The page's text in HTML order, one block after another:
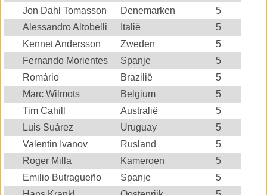
Jon Dahl Tomasson
Denemarken
5
Alessandro Altobelli
Italië
5
Kennet Andersson
Zweden
5
Fernando Morientes
Spanje
5
Romário
Brazilië
5
Marc Wilmots
Belgium
5
Tim Cahill
Australië
5
Luis Suárez
Uruguay
5
Valentin Ivanov
Rusland
5
Roger Milla
Kameroen
5
Emilio Butragueño
Spanje
5